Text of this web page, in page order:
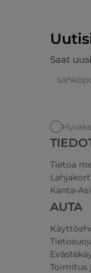
Saat
Tietoa
Kanta-
AUTA
Toimitus